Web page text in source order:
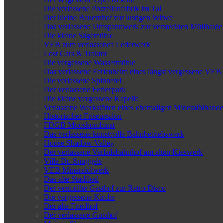
Die verlassene Porzellanfabrik im Tal
Der kleine Bauernhof zur lustigen Witwe
Das verlassene Umspannwerk zur versteckten Müllhalde
Die kleine Sägemühle
VEB zum verlassenen Lederwerk
Lost Cars & Traktor
Die vergessene Wassermühle
Das verlassene Ferienheim eines längst vergessene VEB
Die verlassene Spinnerei
Der verlassene Ferienpark
Die kleine vergessene Kapelle
Verlassene Werkstätten eines ehemaligen
Historischer Friseursalon
FDGB Mooskombinat
Das verlassene kunstvolle Bahnbetriebswerk
House Shadow Valley
Der verlassene Verladebahnhof am alten Kieswerk
Villa Dr. Snuggels
VEB Mineralölwerk
Das alte Stadtbad
Der vermüllte Gasthof zur Retro Disco
Die vergessene Kirche
Der alte Friedhof
Der verlassene Gutshof